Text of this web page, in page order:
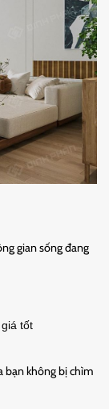
gian sống đang
tốt
bạn không bị chìm